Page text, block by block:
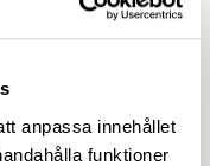
anpassa innehållet
funktioner